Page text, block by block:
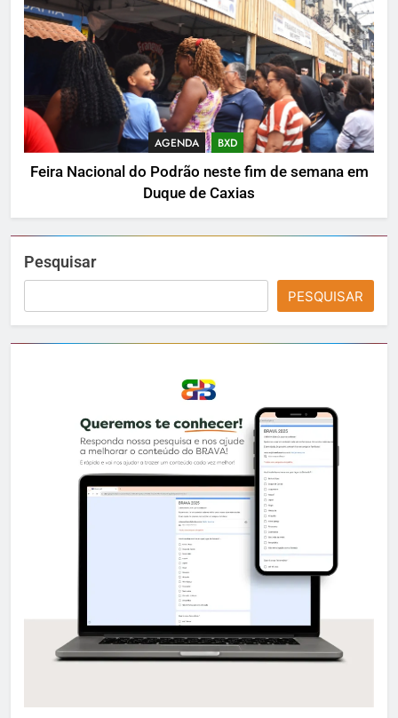
AGENDA BXD
Feira Nacional do Podrão neste fim de semana em
Duque de Caxias
Pesquisar
PESQUISAR